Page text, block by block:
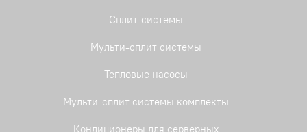
Сплит-системы
Мульти-сплит системы
Тепловые насосы
Мульти-сплит системы комплекты
Кондиционеры для серверных